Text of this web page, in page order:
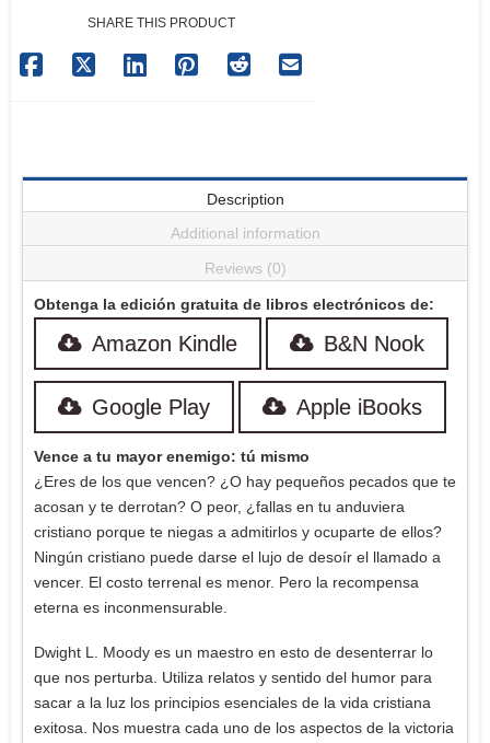
SHARE THIS PRODUCT
Description
Additional information
Reviews (0)
Obtenga la edición gratuita de libros electrónicos de:
Amazon Kindle B&N Nook
Google Play Apple iBooks
Vence a tu mayor enemigo: tú mismo
¿Eres de los que vencen? ¿O hay pequeños pecados que te
acosan y te derrotan? O peor, ¿fallas en tu anduviera
cristiano porque te niegas a admitirlos y ocuparte de ellos?
Ningún cristiano puede darse el lujo de desoír el llamado a
vencer. El costo terrenal es menor. Pero la recompensa
eterna es inconmensurable.
Dwight L. Moody es un maestro en esto de desenterrar lo
que nos perturba. Utiliza relatos y sentido del humor para
sacar a la luz los principios esenciales de la vida cristiana
exitosa. Nos muestra cada uno de los aspectos de la victoria